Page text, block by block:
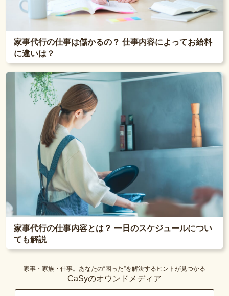
家事代行の仕事は儲かるの？ 仕事内容によってお給料
に違いは？
家事代行の仕事内容とは？ 一日のスケジュールについ
ても解説
家事・家族・仕事。あなたの“困った”を解決するヒントが見つかる
CaSyのオウンドメディア